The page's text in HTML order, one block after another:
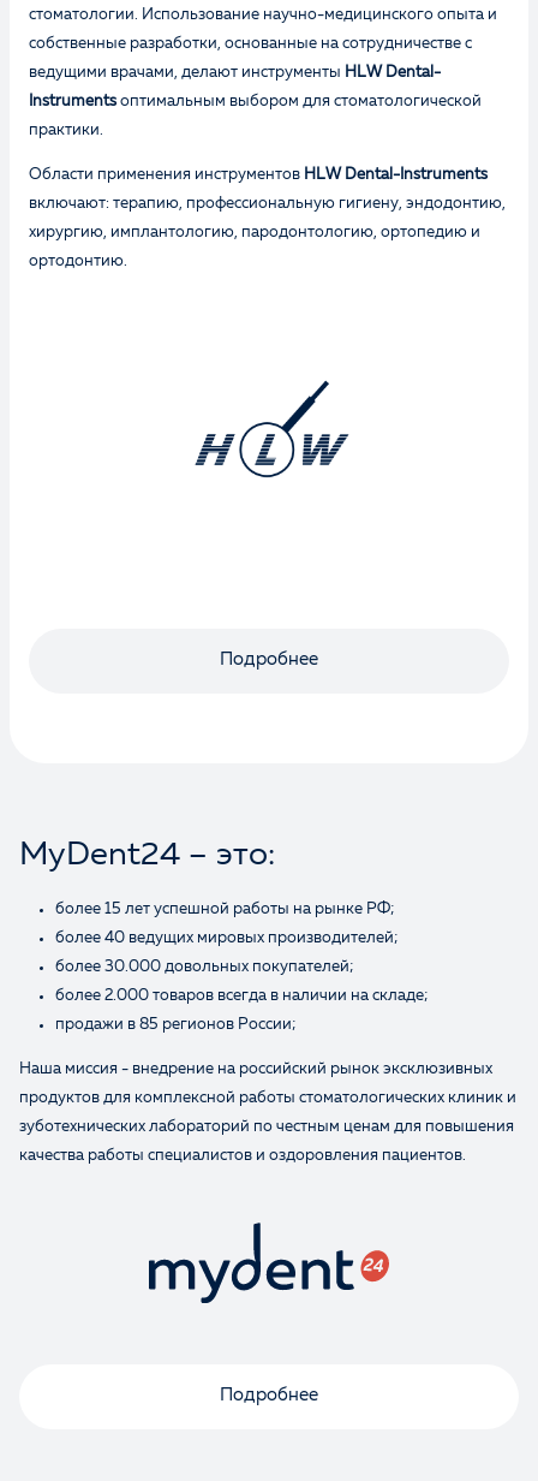
стоматологии. Использование научно-медицинского опыта и
собственные разработки, основанные на сотрудничестве с
ведущими врачами, делают инструменты HLW Dental-
Instruments оптимальным выбором для стоматологической
практики.
Области применения инструментов HLW Dental-Instruments
включают: терапию, профессиональную гигиену, эндодонтию,
хирургию, имплантологию, пародонтологию, ортопедию и
ортодонтию.
Подробнее
MyDent24 – это:
более 15 лет успешной работы на рынке РФ;
более 40 ведущих мировых производителей;
более 30.000 довольных покупателей;
более 2.000 товаров всегда в наличии на складе;
продажи в 85 регионов России;
Наша миссия - внедрение на российский рынок эксклюзивных
продуктов для комплексной работы стоматологических клиник и
зуботехнических лабораторий по честным ценам для повышения
качества работы специалистов и оздоровления пациентов.
Подробнее
Ваше имя